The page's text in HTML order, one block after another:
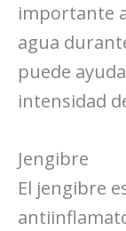
importante
agua
puede
intensidad
Jengibre
El jengibre